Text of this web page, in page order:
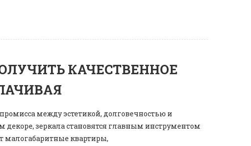
КАЧЕСТВЕННОЕ
между эстетикой, долговечностью и
зеркала становятся главным инструментом
малогабаритные квартиры,